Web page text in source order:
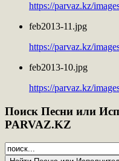
https://parvaz.kz/
feb2013-11.jpg
https://parvaz.kz/
feb2013-10.jpg
https://parvaz.kz/
Поиск Песни или
PARVAZ.KZ